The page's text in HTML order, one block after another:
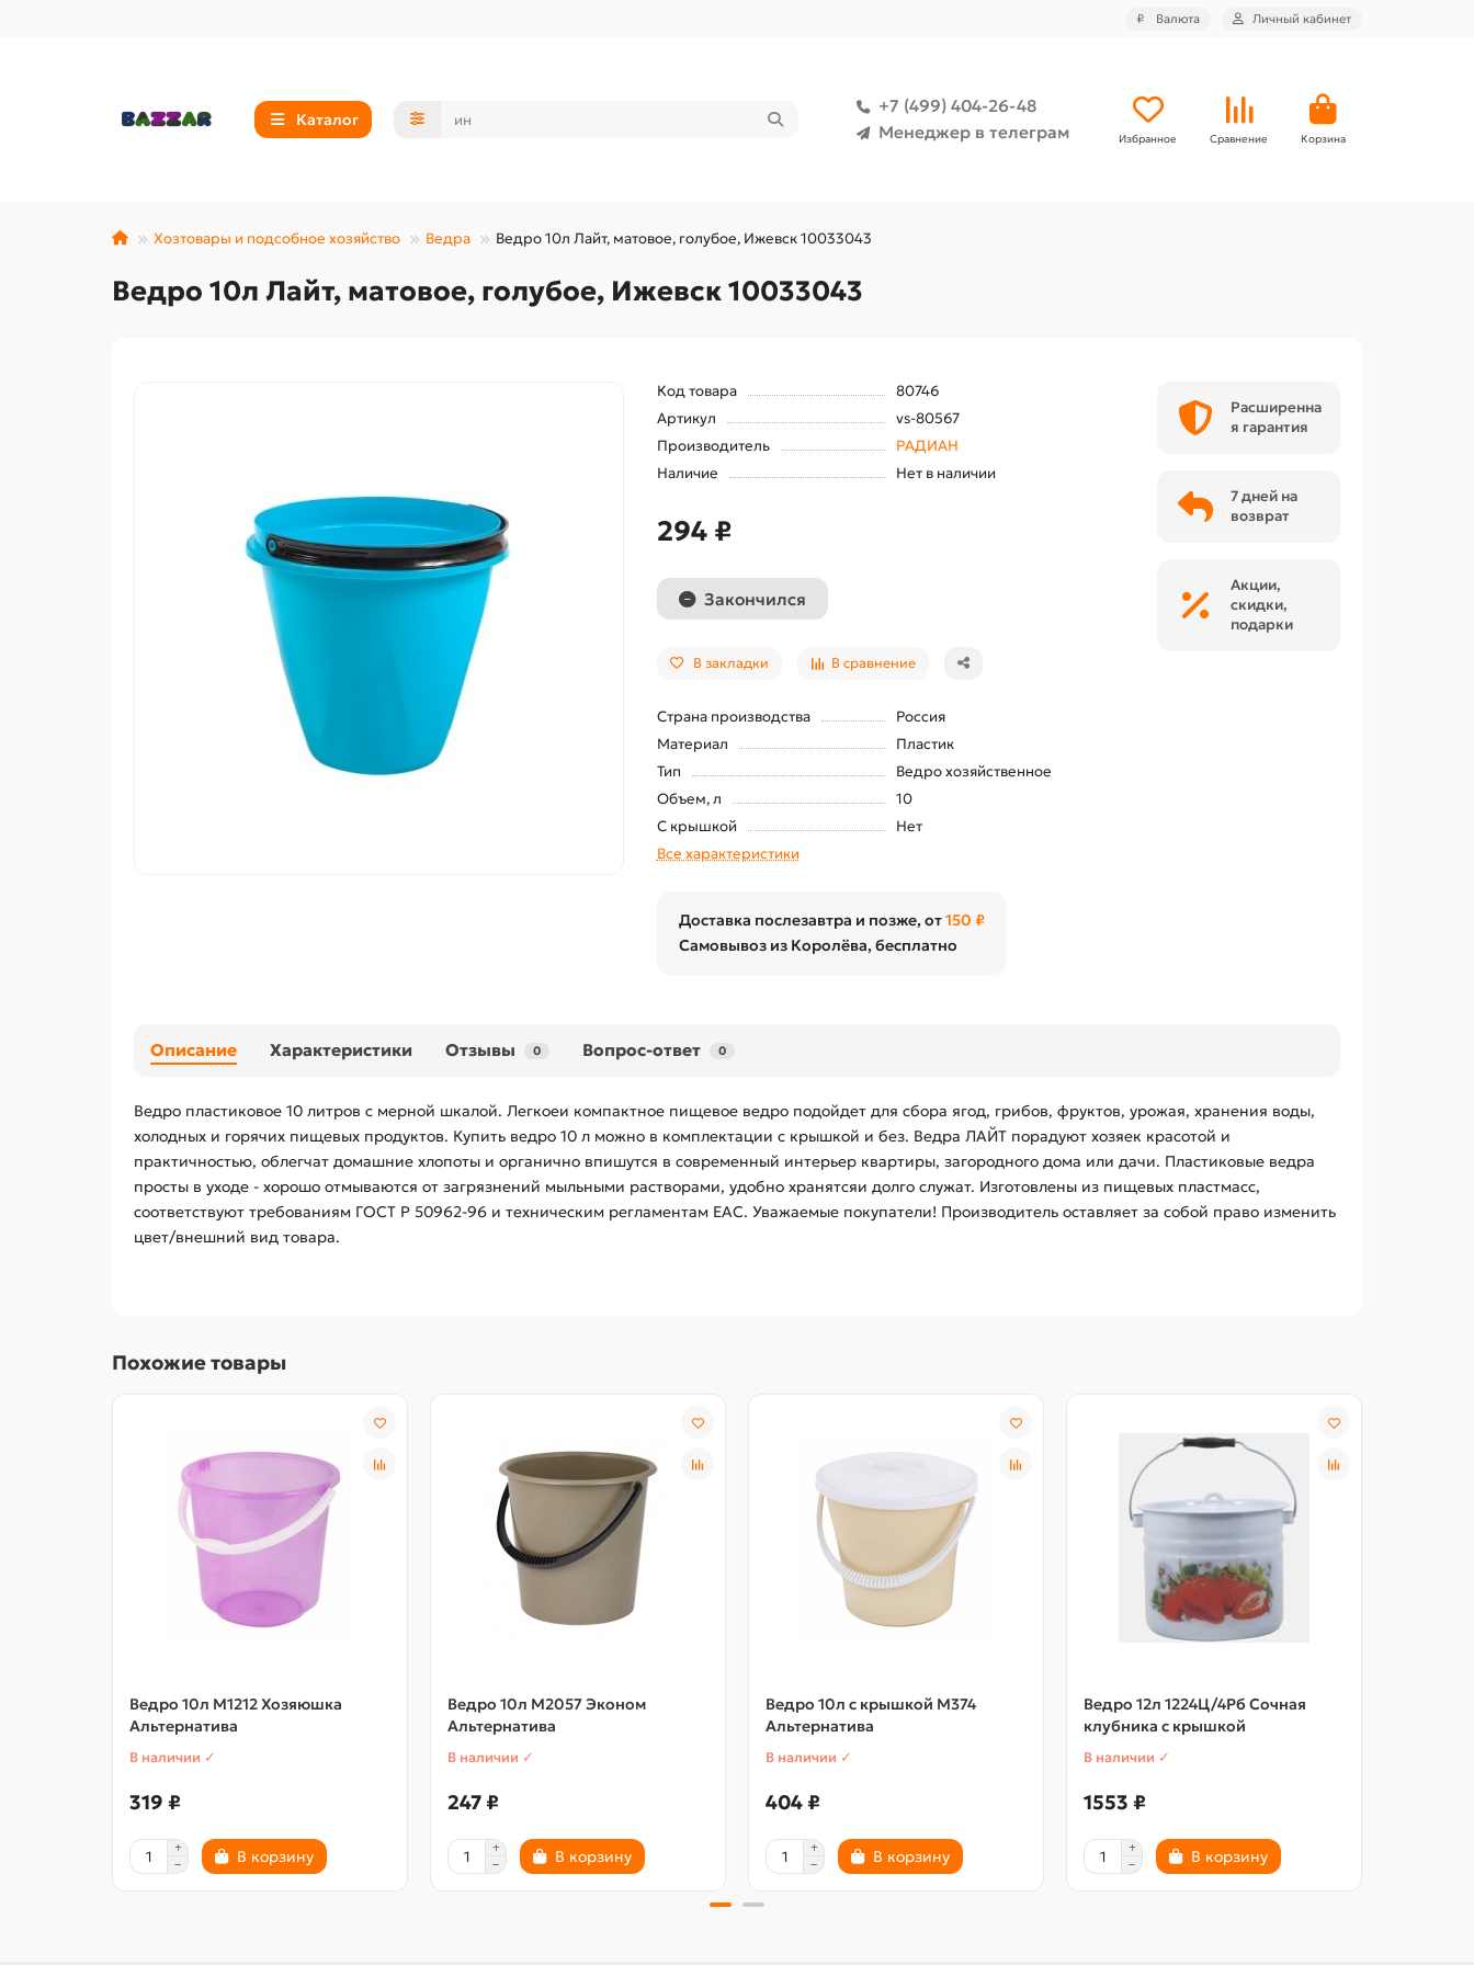
₽ Валюта Личный кабинет
Каталог
+7 (499) 404-26-48
Менеджер в телеграм
Избранное Сравнение Корзина
Хозтовары и подсобное хозяйство Ведра Ведро 10л Лайт, матовое, голубое, Ижевск 10033043
Ведро 10л Лайт, матовое, голубое, Ижевск 10033043
Код товара
80746
Артикул
vs-80567
Производитель
РАДИАН
Наличие
Нет в наличии
294 ₽
Закончился
В закладки В сравнение
Страна производства
Россия
Материал
Пластик
Тип
Ведро хозяйственное
Объем, л
10
С крышкой
Нет
Все характеристики
Доставка послезавтра и позже, от150 ₽
Самовывоз из Королёва, бесплатно
Расширенна
я гарантия
7 дней на
возврат
Акции,
скидки,
подарки
Описание Характеристики Отзывы 0 Вопрос-ответ 0
Ведро пластиковое 10 литров с мерной шкалой. Легкоеи компактное пищевое ведро подойдет для сбора ягод, грибов, фруктов, урожая, хранения воды,
холодных и горячих пищевых продуктов. Купить ведро 10 л можно в комплектации с крышкой и без. Ведра ЛАЙТ порадуют хозяек красотой и
практичностью, облегчат домашние хлопоты и органично впишутся в современный интерьер квартиры, загородного дома или дачи. Пластиковые ведра
просты в уходе - хорошо отмываются от загрязнений мыльными растворами, удобно хранятсяи долго служат. Изготовлены из пищевых пластмасс,
соответствуют требованиям ГОСТ Р 50962-96 и техническим регламентам EAC. Уважаемые покупатели! Производитель оставляет за собой право изменить
цвет/внешний вид товара.
Похожие товары
Ведро 10л М1212 Хозяюшка
Альтернатива
В наличии ✓
319 ₽
В корзину
Ведро 10л М2057 Эконом
Альтернатива
В наличии ✓
247 ₽
В корзину
Ведро 10л с крышкой М374
Альтернатива
В наличии ✓
404 ₽
В корзину
Ведро 12л 1224Ц/4Рб Сочная
клубника с крышкой
В наличии ✓
1553 ₽
В корзину